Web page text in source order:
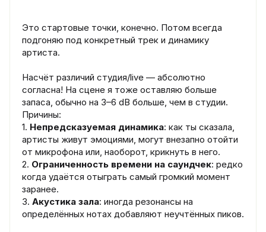
Это стартовые точки, конечно. Потом всегда
подгоняю под конкретный трек и динамику
артиста.
Насчёт различий студия/live — абсолютно
согласна! На сцене я тоже оставляю больше
запаса, обычно на 3–6 dB больше, чем в студии.
Причины:
1. Непредсказуемая динамика: как ты сказала,
артисты живут эмоциями, могут внезапно отойти
от микрофона или, наоборот, крикнуть в него.
2. Ограниченность времени на саундчек: редко
когда удаётся отыграть самый громкий момент
заранее.
3. Акустика зала: иногда резонансы на
определённых нотах добавляют неучтённых пиков.